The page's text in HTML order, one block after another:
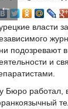
←
власти
подозревают
и
Бюро работал,